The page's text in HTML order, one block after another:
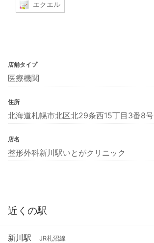
エクエル
店舗タイプ
医療機関
住所
北海道札幌市北区北29条西15丁目3番8号
店名
整形外科新川駅いとがクリニック
近くの駅
新川駅 JR札沼線